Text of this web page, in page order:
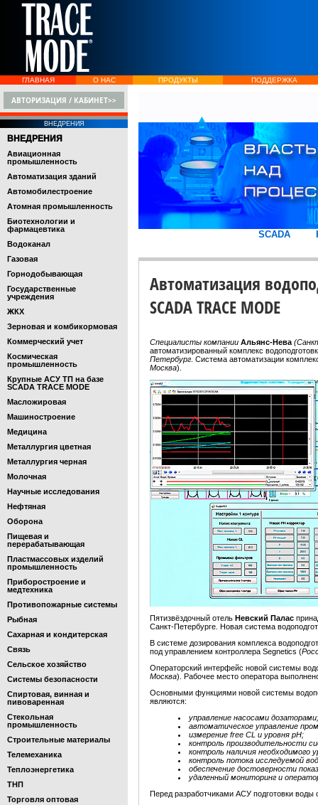
ГЛАВНАЯ О НАС ПРОДУКТЫ ПОДДЕРЖКА
АВТОРИЗАЦИЯ / КАБИНЕТ>>
ВНЕДРЕНИЯ
ВНЕДРЕНИЯ
Авиационная
промышленность
Автоматизация зданий
Автомобилестроение
Атомная промышленность
Биотехнологии и
фармацевтика
Водоканал
Газовая
Горнодобывающая
Государственные
учреждения
ЖКХ
Зерновая и комбикормовая
Коммерческий учет
Космическая
промышленность
Крупные АСУ ТП на базе
SCADA TRACE MODE
Масложировая
Машиностроение
Медицина
Металлургия цветная
Металлургия черная
Молочная
Научные исследования
Нефтяная
Оборона
Пищевая и
перерабатывающая
Пластмассовых изделий
промышленность
Приборостроение и
медтехника
Противопожарные системы
Рыбная
Сахарная и кондитерская
Связь
Сельское хозяйство
Системы безопасности
Спиртовая, винная и
пивоваренная
Стекольная
промышленность
Строительные материалы
Телемеханика
Теплоэнергетика
ТНП
Торговля оптовая
SCADA
Автоматизация
SCADA TRACE MODE
Специалисты компании Альянс-Нева
автоматизированный комплекс
Петербург. Система автоматизации
Москва).
Пятизвёздочный отель Невский Палас
Санкт-Петербурге. Новая система
В системе дозирования комплекса
под управлением контроллера Segnetics (
Операторский интерфейс новой системы
Москва). Рабочее место оператора
Основными функциями новой системы
являются:
управление насосами дозаторами;
автоматическое управление
измерение free CL и уровня pH;
контроль производительности
контроль наличия необходимого
контроль потока исследуемой
обеспечение достоверности
удаленный мониторинг и
Перед разработчиками АСУ подготовки воды